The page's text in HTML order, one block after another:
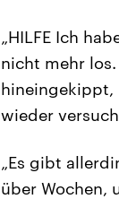
„HILFE Ich
nicht mehr
hineingekippt,
wieder
„Es gibt
über Wochen,